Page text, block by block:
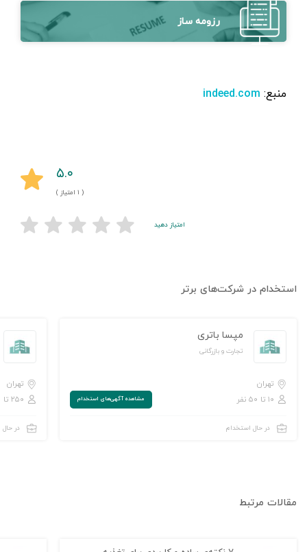
رزومه ساز
منبع: indeed.com
۵.۰
( ۱ امتیاز )
امتیاز دهید
استخدام در شرکت‌های برتر
مپسا باتری
تجارت و بازرگانی
تهران
۱۰ تا ۵۰ نفر
مشاهده‌ آگهی‌های استخدام
در حال استخدام
تهران
۲۵۰ تا ۱,۰۰۰ نفر
در
مقالات مرتبط